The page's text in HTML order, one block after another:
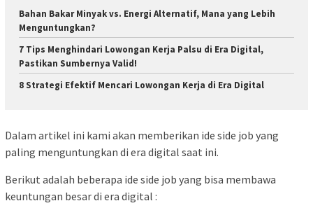
Bahan Bakar Minyak vs. Energi Alternatif, Mana yang Lebih
Menguntungkan?
7 Tips Menghindari Lowongan Kerja Palsu di Era Digital,
Pastikan Sumbernya Valid!
8 Strategi Efektif Mencari Lowongan Kerja di Era Digital
Dalam artikel ini kami akan memberikan ide side job yang
paling menguntungkan di era digital saat ini.
Berikut adalah beberapa ide side job yang bisa membawa
keuntungan besar di era digital :